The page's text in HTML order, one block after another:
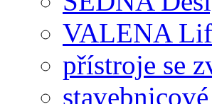
VALENA
přístroje se